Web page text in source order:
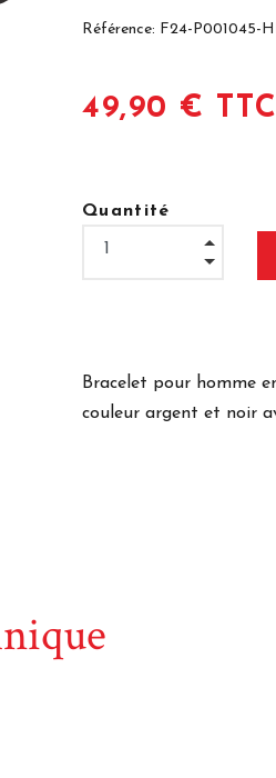
Référence: F24-P001045-
49,90 € TTC
Quantité
Bracelet pour homme
couleur argent et noir